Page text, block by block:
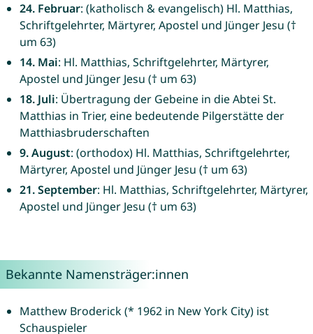
24. Februar: (katholisch & evangelisch) Hl. Matthias,
Schriftgelehrter, Märtyrer, Apostel und Jünger Jesu (†
um 63)
14. Mai: Hl. Matthias, Schriftgelehrter, Märtyrer,
Apostel und Jünger Jesu († um 63)
18. Juli: Übertragung der Gebeine in die Abtei St.
Matthias in Trier, eine bedeutende Pilgerstätte der
Matthiasbruderschaften
9. August: (orthodox) Hl. Matthias, Schriftgelehrter,
Märtyrer, Apostel und Jünger Jesu († um 63)
21. September: Hl. Matthias, Schriftgelehrter, Märtyrer,
Apostel und Jünger Jesu († um 63)
Bekannte Namensträger:innen
Matthew Broderick (* 1962 in New York City) ist
Schauspieler